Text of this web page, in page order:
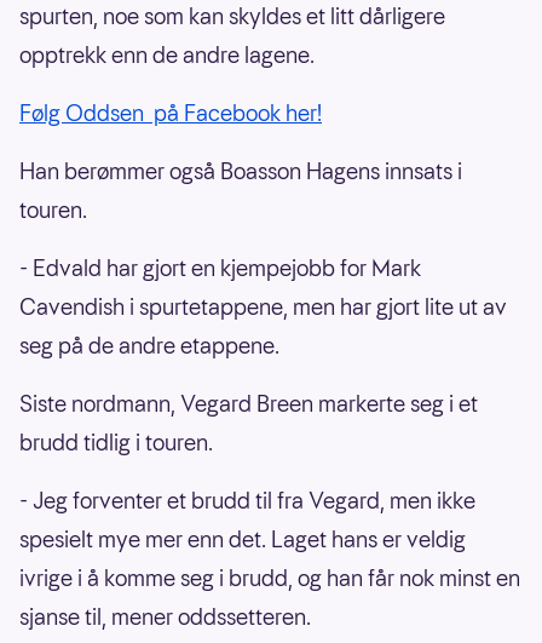
spurten, noe som kan skyldes et litt dårligere
opptrekk enn de andre lagene.
Følg Oddsen på Facebook her!
Han berømmer også Boasson Hagens innsats i
touren.
- Edvald har gjort en kjempejobb for Mark
Cavendish i spurtetappene, men har gjort lite ut av
seg på de andre etappene.
Siste nordmann, Vegard Breen markerte seg i et
brudd tidlig i touren.
- Jeg forventer et brudd til fra Vegard, men ikke
spesielt mye mer enn det. Laget hans er veldig
ivrige i å komme seg i brudd, og han får nok minst en
sjanse til, mener oddssetteren.